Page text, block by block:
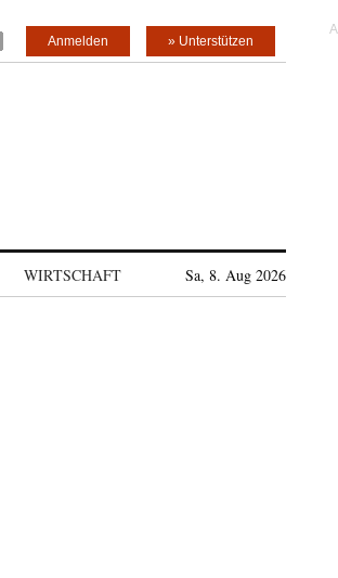
» Unterstützen
Anmelden
WIRTSCHAFT Sa, 8. Aug 2026